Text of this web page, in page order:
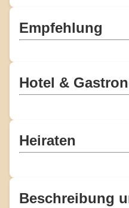
Empfehlung
Hotel &
Heiraten
Beschreibung